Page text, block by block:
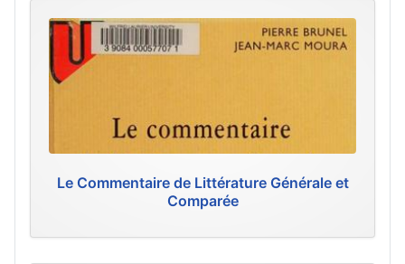
Le Commentaire de Littérature Générale et
Comparée